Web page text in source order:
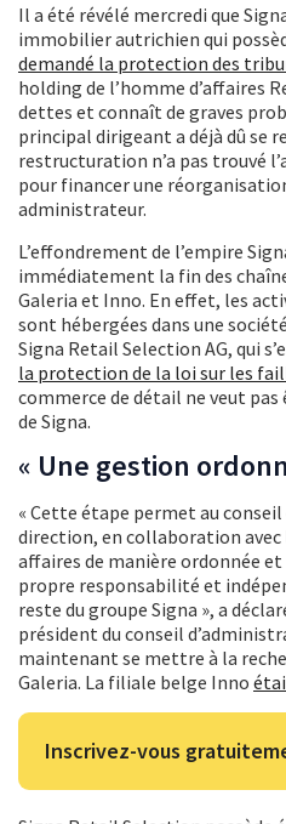
Il a été révélé mercredi que
immobilier autrichien qui
demandé la protection des
holding de l’homme d’affaires
dettes et connaît de graves
principal dirigeant a déjà dû se
restructuration n’a pas trouvé
pour financer une
administrateur.
L’effondrement de l’empire
immédiatement la fin des
Galeria et Inno. En effet, les
sont hébergées dans une
Signa Retail Selection AG, qui
la protection de la loi sur les
commerce de détail ne veut
de Signa.
« Une gestion
« Cette étape permet au
direction, en collaboration avec
affaires de manière ordonnée
propre responsabilité et
reste du groupe Signa », a
président du conseil
maintenant se mettre à la
Galeria. La filiale belge Inno
Inscrivez-vous